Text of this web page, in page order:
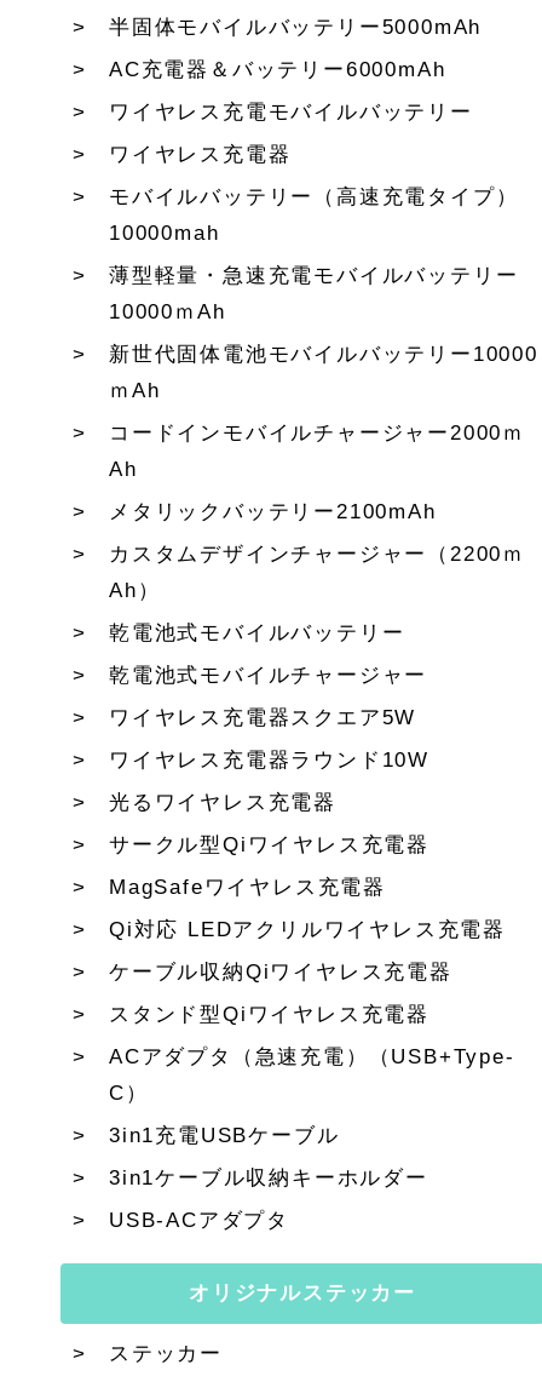
半固体モバイルバッテリー5000mAh
AC充電器＆バッテリー6000mAh
ワイヤレス充電モバイルバッテリー
ワイヤレス充電器
モバイルバッテリー（高速充電タイプ）
10000mah
薄型軽量・急速充電モバイルバッテリー
10000ｍAh
新世代固体電池モバイルバッテリー10000
ｍAh
コードインモバイルチャージャー2000ｍ
Ah
メタリックバッテリー2100mAh
カスタムデザインチャージャー（2200ｍ
Ah）
乾電池式モバイルバッテリー
乾電池式モバイルチャージャー
ワイヤレス充電器スクエア5W
ワイヤレス充電器ラウンド10W
光るワイヤレス充電器
サークル型Qiワイヤレス充電器
MagSafeワイヤレス充電器
Qi対応 LEDアクリルワイヤレス充電器
ケーブル収納Qiワイヤレス充電器
スタンド型Qiワイヤレス充電器
ACアダプタ（急速充電）（USB+Type-
C）
3in1充電USBケーブル
3in1ケーブル収納キーホルダー
USB-ACアダプタ
オリジナルステッカー
ステッカー